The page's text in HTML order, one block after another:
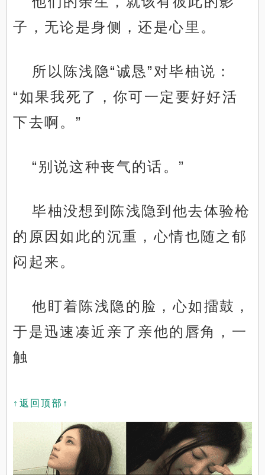
子，无论是身侧，还是心里。
所以陈浅隐“诚恳”对毕柚说：
“如果我死了，你可一定要好好活
下去啊。”
“别说这种丧气的话。”
毕柚没想到陈浅隐到他去体验枪
的原因如此的沉重，心情也随之郁
闷起来。
他盯着陈浅隐的脸，心如擂鼓，
于是迅速凑近亲了亲他的唇角，一
触
↑返回顶部↑